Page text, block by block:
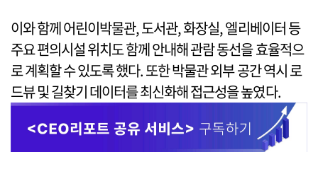
이와 함께 어린이박물관, 도서관, 화장실, 엘리베이터 등
주요 편의시설 위치도 함께 안내해 관람 동선을 효율적으
로 계획할 수 있도록 했다. 또한 박물관 외부 공간 역시 로
드뷰 및 길찾기 데이터를 최신화해 접근성을 높였다.